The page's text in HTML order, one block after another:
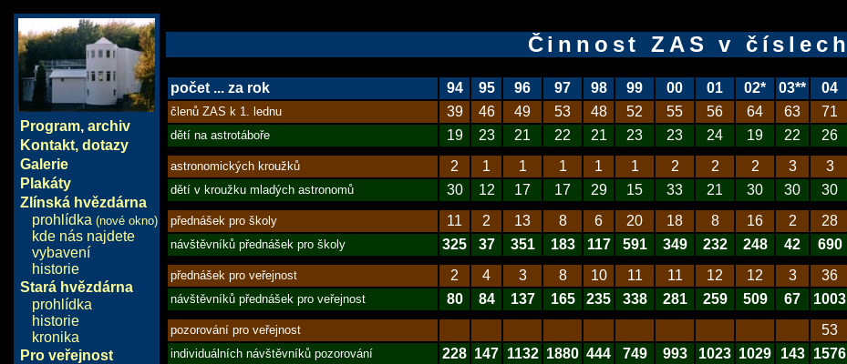
Program, archiv
Kontakt, dotazy
Galerie
Plakáty
Zlínská hvězdárna
prohlídka (nové okno)
kde nás najdete
vybavení
historie
Stará hvězdárna
prohlídka
historie
kronika
Pro veřejnost
Činnost ZAS v číslech
počet ... za rok 94 95 96 97 98 99 00 01 02* 03** 04
členů ZAS k 1. lednu 39 46 49 53 48 52 55 56 64 63 71
dětí na astrotáboře 19 23 21 22 21 23 23 24 19 22 26
astronomických kroužků 2 1 1 1 1 1 2 2 2 3 3
dětí v kroužku mladých astronomů 30 12 17 17 29 15 33 21 30 30 30
přednášek pro školy 11 2 13 8 6 20 18 8 16 2 28
návštěvníků přednášek pro školy 325 37 351 183 117 591 349 232 248 42 690
přednášek pro veřejnost 2 4 3 8 10 11 11 12 12 3 36
návštěvníků přednášek pro veřejnost 80 84 137 165 235 338 281 259 509 67 1003
pozorování pro veřejnost 53
individuálních návštěvníků pozorování 228 147 1132 1880 444 749 993 1023 1029 143 1576